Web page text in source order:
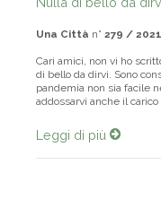
Una Città n° 279 / 2021
Cari amici, non vi ho
di bello da dirvi. Sono
pandemia non sia facile
addossarvi anche il
Leggi di più